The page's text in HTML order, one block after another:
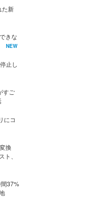
た新
きな
NEW
止し
すご
にコ
換
、
37%